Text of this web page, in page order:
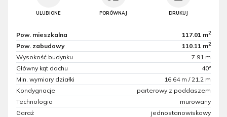
ULUBIONE PORÓWNAJ DRUKUJ
Pow. mieszkalna 117.01 m2
Pow. zabudowy 110.11 m2
Wysokość budynku
7.91 m
Główny kąt dachu
40°
Min. wymiary działki
16.64 m / 21.2 m
Kondygnacje
parterowy z poddaszem
Technologia
murowany
Garaż
jednostanowiskowy